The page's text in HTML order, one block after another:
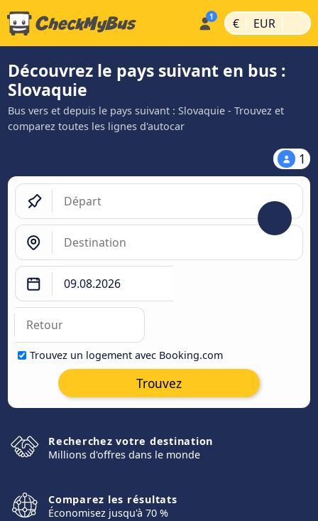
€ | EUR |
Découvrez le pays suivant en bus :
Slovaquie
Bus vers et depuis le pays suivant : Slovaquie - Trouvez et
comparez toutes les lignes d'autocar
1
Trouvez un logement avec Booking.com
Trouvez
Recherchez votre destination
Millions d'offres dans le monde
Comparez les résultats
Économisez jusqu'à 70 %